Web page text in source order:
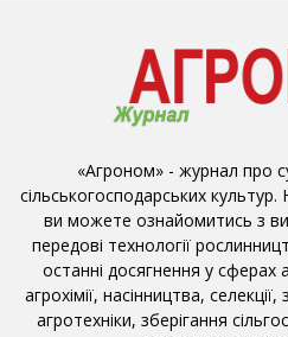
«Агроном» - журнал про
сільськогосподарських
ви можете ознайомитись з
передові технології
останні досягнення у сферах
агрохімії, насінництва,
агротехніки, зберігання